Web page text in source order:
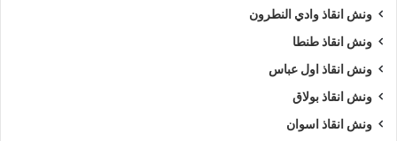
ونش انقاذ وادي النطرون
ونش انقاذ طنطا
ونش انقاذ اول عباس
ونش انقاذ بولاق
ونش انقاذ اسوان